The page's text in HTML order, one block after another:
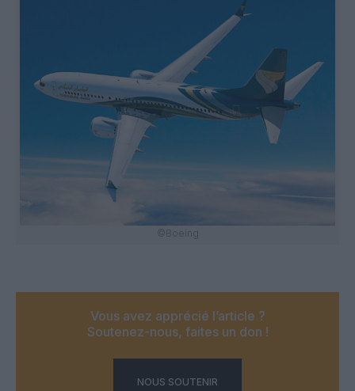
©Boeing
Vous avez apprécié l’article ?
Soutenez-nous, faites un don !
NOUS SOUTENIR